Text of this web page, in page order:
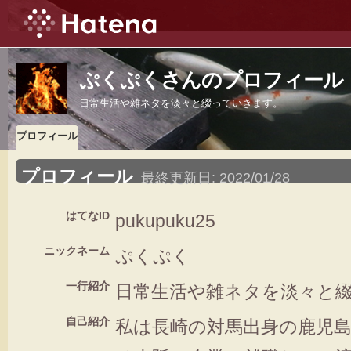
ぷくぷくさんのプロフィール
日常生活や雑ネタを淡々と綴っていきます。
プロフィール
プロフィール 最終更新日: 2022/01/28
はてなID pukupuku25
ニックネーム ぷくぷく
一行紹介 日常生活や雑ネタを淡々と
自己紹介 私は長崎の対馬出身の鹿児